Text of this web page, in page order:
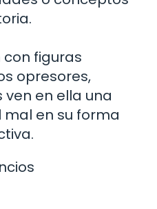
figuras
opresores,
en ella una
en su forma